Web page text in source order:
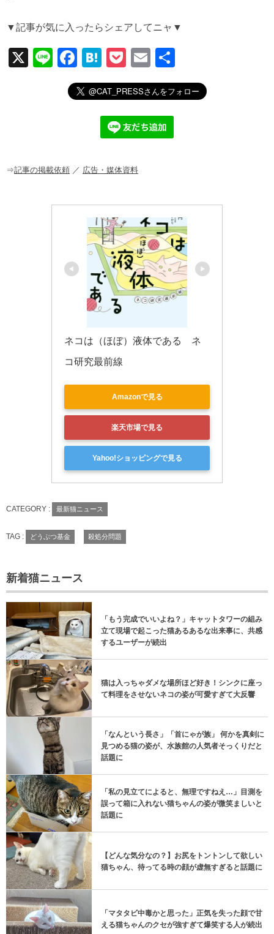
▼記事が気に入ったらシェアしてニャ▼
X
Li
F
a
c
o
H
at
e
n
a
P
o
ck
et
E
m
ail
有
⇒記事の掲載依頼 ／ 広告・媒体資料
ネコは（ほぼ）液体である　ネ
コ研究最前線
Amazonで見る
楽天市場で見る
Yahoo!ショッピングで見る
CATEGORY : 最新猫ニュース
TAG : どうぶつ基金 殺処分問題
新着猫ニュース
「もう完成でいいよね？」キャットタワーの組み
立て現場で起こった猫あるあるな出来事に、共感
するユーザーが続出
猫は入っちゃダメな場所ほど好き！シンクに座っ
て料理をさせないネコの姿が可愛すぎて大反響
「なんという長さ」「首にゃが族」 何かを真剣に
見つめる猫の姿が、水族館の人気者そっくりだと
話題に
「私の見立てによると、無理ですねえ…」目測を
誤って箱に入れない猫ちゃんの姿が微笑ましいと
話題に
【どんな気分なの？】お尻をトントンして欲しい
猫ちゃん、待ってる時の顔が虚無すぎると話題に
「マタタビ中毒かと思った」正気を失った顔で甘
える猫ちゃんのクセが強すぎて爆笑する人が続出